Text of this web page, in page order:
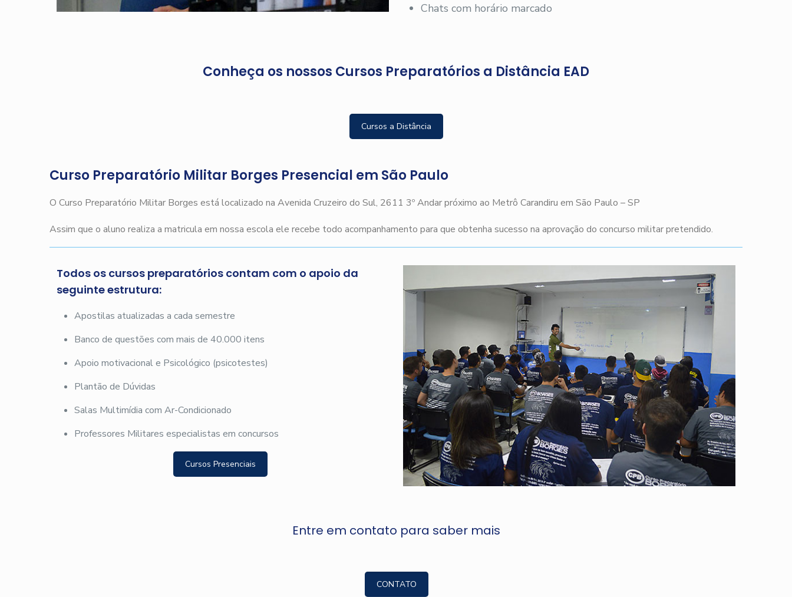
Chats com horário marcado
Conheça os nossos Cursos Preparatórios a Distância EAD
Cursos a Distância
Curso Preparatório Militar Borges Presencial em São Paulo
O Curso Preparatório Militar Borges está localizado na Avenida Cruzeiro do Sul, 2611 3º Andar próximo ao Metrô Carandiru em São Paulo – SP
Assim que o aluno realiza a matricula em nossa escola ele recebe todo acompanhamento para que obtenha sucesso na aprovação do concurso militar pretendido.
Todos os cursos preparatórios contam com o apoio da
seguinte estrutura:
Apostilas atualizadas a cada semestre
Banco de questões com mais de 40.000 itens
Apoio motivacional e Psicológico (psicotestes)
Plantão de Dúvidas
Salas Multimídia com Ar-Condicionado
Professores Militares especialistas em concursos
Cursos Presenciais
Entre em contato para saber mais
CONTATO